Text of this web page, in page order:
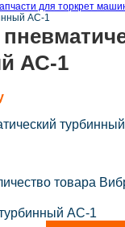
для торкрет
АС-1
АС-1
товара
АС-1